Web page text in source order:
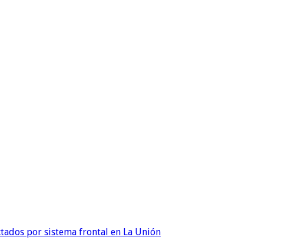
por sistema frontal en La Unión